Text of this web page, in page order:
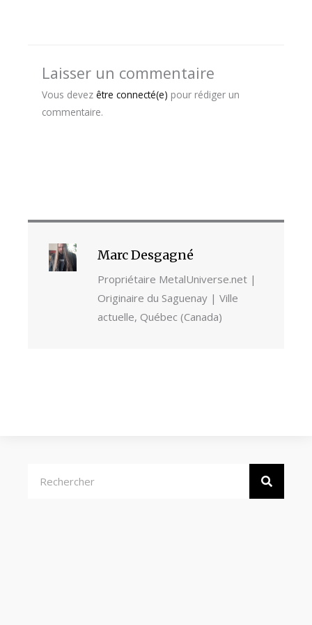
Laisser un commentaire
Vous devez être connecté(e) pour rédiger un
commentaire.
Marc Desgagné
Propriétaire MetalUniverse.net |
Originaire du Saguenay | Ville
actuelle, Québec (Canada)